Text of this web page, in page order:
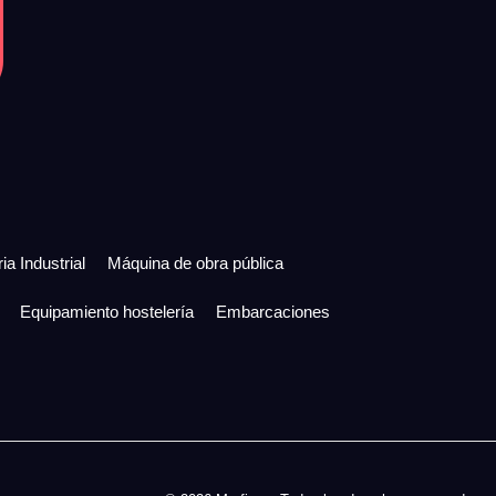
Industrial Máquina de obra pública
Equipamiento hostelería Embarcaciones